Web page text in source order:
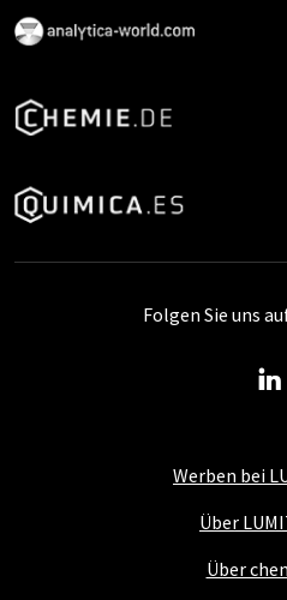
Werben bei
Über
Über
Folgen Sie uns